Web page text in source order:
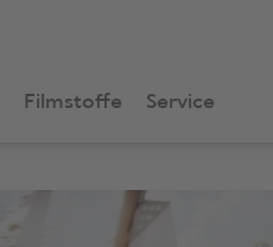
Filmstoffe Service